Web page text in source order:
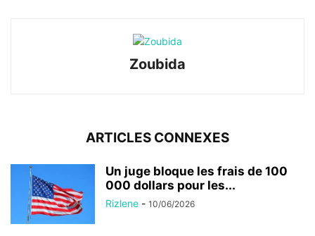
Zoubida
ARTICLES CONNEXES
Un juge bloque les frais de 100
000 dollars pour les...
Rizlene - 10/06/2026